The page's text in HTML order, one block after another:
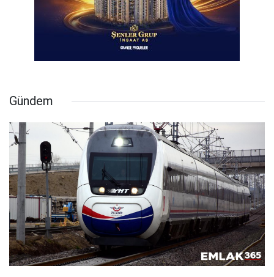
Gündem